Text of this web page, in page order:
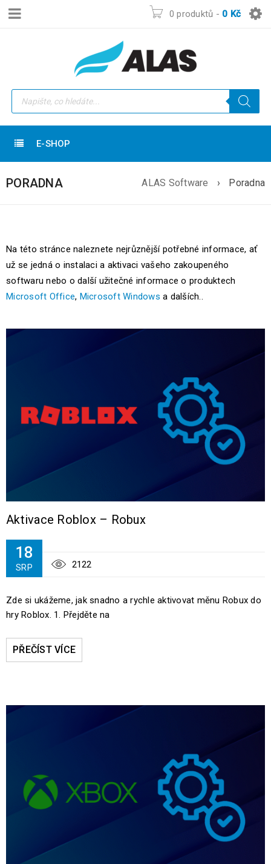
0 produktů - 0 Kč
E-SHOP
PORADNA ALAS Software › Poradna
Na této stránce naleznete nejrůznější potřebné informace, ať
už se jedná o instalaci a aktivaci vašeho zakoupeného
softwaru nebo o další užitečné informace o produktech
Microsoft Office, Microsoft Windows a dalších..
Aktivace Roblox – Robux
18
SRP 2122
Zde si ukážeme, jak snadno a rychle aktivovat měnu Robux do
hry Roblox. 1. Přejděte na
PŘEČÍST VÍCE